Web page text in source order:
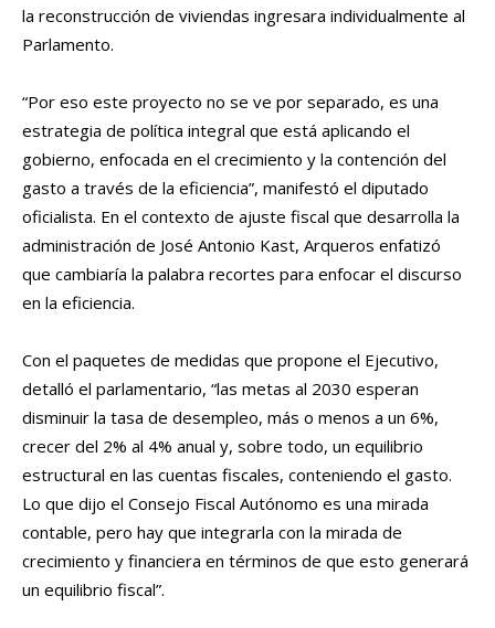
la reconstrucción de viviendas ingresara individualmente al
Parlamento.
“Por eso este proyecto no se ve por separado, es una
estrategia de política integral que está aplicando el
gobierno, enfocada en el crecimiento y la contención del
gasto a través de la eficiencia”, manifestó el diputado
oficialista. En el contexto de ajuste fiscal que desarrolla la
administración de José Antonio Kast, Arqueros enfatizó
que cambiaría la palabra recortes para enfocar el discurso
en la eficiencia.
Con el paquetes de medidas que propone el Ejecutivo,
detalló el parlamentario, “las metas al 2030 esperan
disminuir la tasa de desempleo, más o menos a un 6%,
crecer del 2% al 4% anual y, sobre todo, un equilibrio
estructural en las cuentas fiscales, conteniendo el gasto.
Lo que dijo el Consejo Fiscal Autónomo es una mirada
contable, pero hay que integrarla con la mirada de
crecimiento y financiera en términos de que esto generará
un equilibrio fiscal”.